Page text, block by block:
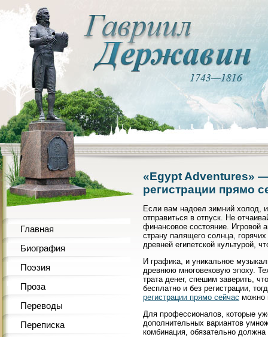
Главная
Биография
Поэзия
Проза
Переводы
Переписка
«Egypt Adventures»
регистрации прямо
Если вам надоел зимний холод,
отправиться в отпуск. Не
финансовое состояние. Игровой
страну палящего солнца,
древней египетской культурой,
И графика, и уникальное
древнюю многовековую эпоху.
трата денег, спешим заверить,
бесплатно и без регистрации,
регистрации прямо сейчас можно
Для профессионалов, которые
дополнительных вариантов
комбинация, обязательно должна